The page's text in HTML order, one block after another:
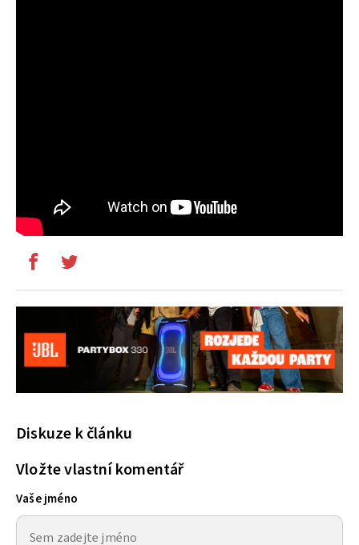
Diskuze k článku
Vložte vlastní komentář
Vaše jméno